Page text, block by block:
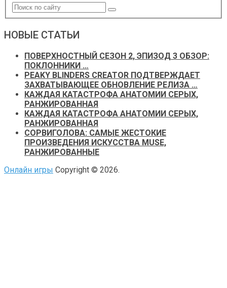
НОВЫЕ СТАТЬИ
ПОВЕРХНОСТНЫЙ СЕЗОН 2, ЭПИЗОД 3 ОБЗОР:
ПОКЛОННИКИ …
PEAKY BLINDERS CREATOR ПОДТВЕРЖДАЕТ
ЗАХВАТЫВАЮЩЕЕ ОБНОВЛЕНИЕ РЕЛИЗА …
КАЖДАЯ КАТАСТРОФА АНАТОМИИ СЕРЫХ,
РАНЖИРОВАННАЯ
КАЖДАЯ КАТАСТРОФА АНАТОМИИ СЕРЫХ,
РАНЖИРОВАННАЯ
СОРВИГОЛОВА: САМЫЕ ЖЕСТОКИЕ
ПРОИЗВЕДЕНИЯ ИСКУССТВА MUSE,
РАНЖИРОВАННЫЕ
Онлайн игры Copyright © 2026.